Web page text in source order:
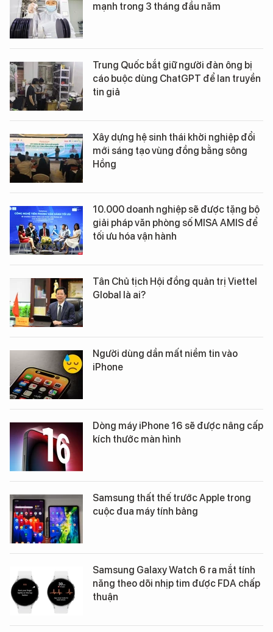
mạnh trong 3 tháng đầu năm
Trung Quốc bắt giữ người đàn ông bị
cáo buộc dùng ChatGPT để lan truyền
tin giả
Xây dựng hệ sinh thái khởi nghiệp đổi
mới sáng tạo vùng đồng bằng sông
Hồng
10.000 doanh nghiệp sẽ được tặng bộ
giải pháp văn phòng số MISA AMIS để
tối ưu hóa vận hành
Tân Chủ tịch Hội đồng quản trị Viettel
Global là ai?
Người dùng dần mất niềm tin vào
iPhone
Dòng máy iPhone 16 sẽ được nâng cấp
kích thước màn hình
Samsung thất thế trước Apple trong
cuộc đua máy tính bảng
Samsung Galaxy Watch 6 ra mắt tính
năng theo dõi nhịp tim được FDA chấp
thuận